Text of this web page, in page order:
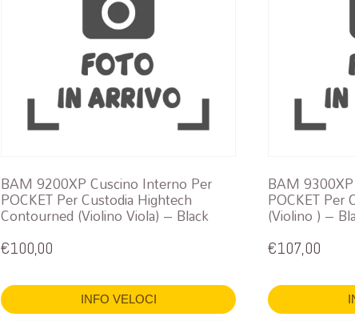
BAM 9200XP Cuscino Interno Per
POCKET Per Custodia Hightech
Contourned (Violino Viola) – Black
€100,00
INFO VELOCI
BAM
POCKET Per
(Violino ) –
€107,00